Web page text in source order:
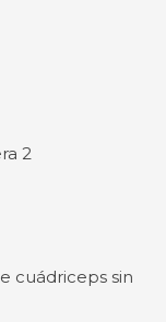
2
cuádriceps sin